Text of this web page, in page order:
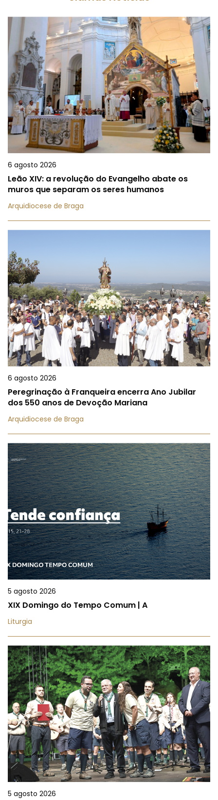
6 agosto 2026
Leão XIV: a revolução do Evangelho abate os
muros que separam os seres humanos
Arquidiocese de Braga
6 agosto 2026
Peregrinação à Franqueira encerra Ano Jubilar
dos 550 anos de Devoção Mariana
Arquidiocese de Braga
5 agosto 2026
XIX Domingo do Tempo Comum | A
Liturgia
5 agosto 2026